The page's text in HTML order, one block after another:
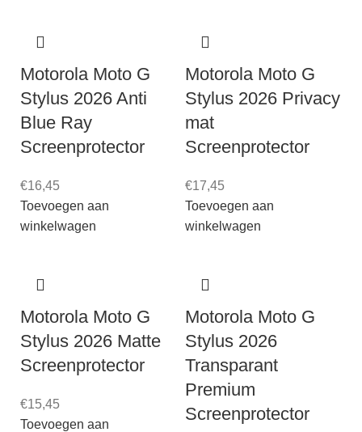
Motorola Moto G
Stylus 2026 Anti
Blue Ray
Screenprotector
€16,45
Toevoegen aan
winkelwagen
Motorola Moto G
Stylus 2026 Privacy
mat
Screenprotector
€17,45
Toevoegen aan
winkelwagen
Motorola Moto G
Stylus 2026 Matte
Screenprotector
€15,45
Toevoegen aan
Motorola Moto G
Stylus 2026
Transparant
Premium
Screenprotector